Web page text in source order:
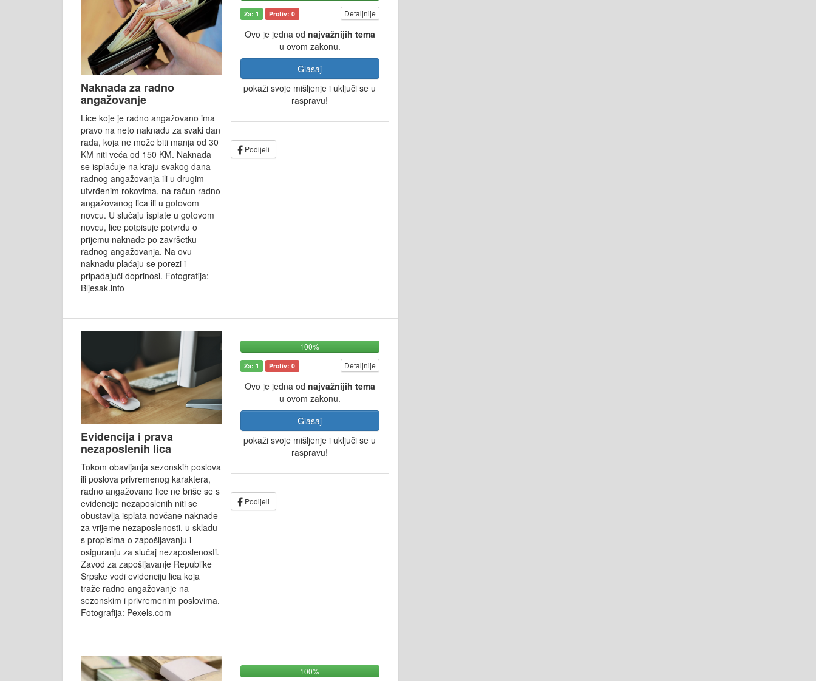
Naknada za radno
angažovanje
Lice koje je radno angažovano ima
pravo na neto naknadu za svaki dan
rada, koja ne može biti manja od 30
KM niti veća od 150 KM. Naknada
se isplaćuje na kraju svakog dana
radnog angažovanja ili u drugim
utvrđenim rokovima, na račun radno
angažovanog lica ili u gotovom
novcu. U slučaju isplate u gotovom
novcu, lice potpisuje potvrdu o
prijemu naknade po završetku
radnog angažovanja. Na ovu
naknadu plaćaju se porezi i
pripadajući doprinosi. Fotografija:
Bljesak.info
Za: 1 Protiv: 0 Detaljnije
Ovo je jedna od najvažnijih tema
u ovom zakonu.
Glasaj
pokaži svoje mišljenje i uključi se u
raspravu!
Podijeli
Evidencija i prava
nezaposlenih lica
Tokom obavljanja sezonskih poslova
ili poslova privremenog karaktera,
radno angažovano lice ne briše se s
evidencije nezaposlenih niti se
obustavlja isplata novčane naknade
za vrijeme nezaposlenosti, u skladu
s propisima o zapošljavanju i
osiguranju za slučaj nezaposlenosti.
Zavod za zapošljavanje Republike
Srpske vodi evidenciju lica koja
traže radno angažovanje na
sezonskim i privremenim poslovima.
Fotografija: Pexels.com
100%
Za: 1 Protiv: 0 Detaljnije
Ovo je jedna od najvažnijih tema
u ovom zakonu.
Glasaj
pokaži svoje mišljenje i uključi se u
raspravu!
Podijeli
100%